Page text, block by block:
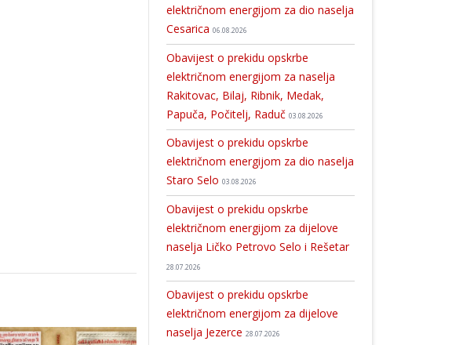
električnom energijom za dio naselja
Cesarica 06.08.2026
Obavijest o prekidu opskrbe
električnom energijom za naselja
Rakitovac, Bilaj, Ribnik, Medak,
Papuča, Počitelj, Raduč 03.08.2026
Obavijest o prekidu opskrbe
električnom energijom za dio naselja
Staro Selo 03.08.2026
Obavijest o prekidu opskrbe
električnom energijom za dijelove
naselja Ličko Petrovo Selo i Rešetar
28.07.2026
Obavijest o prekidu opskrbe
električnom energijom za dijelove
naselja Jezerce 28.07.2026